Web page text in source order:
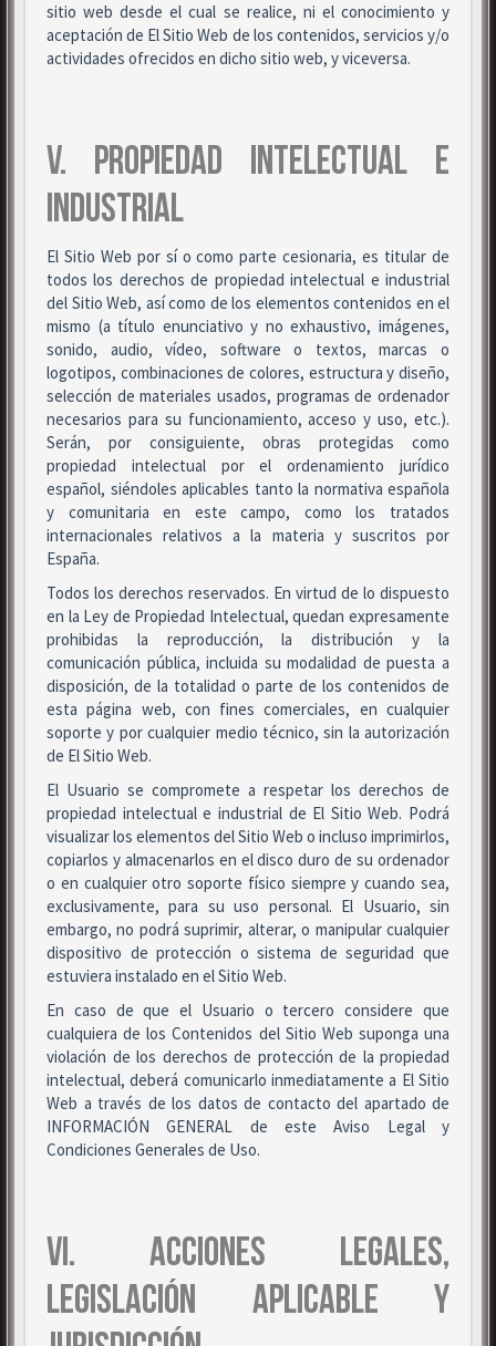
sitio web desde el cual se realice, ni el conocimiento y
aceptación de El Sitio Web de los contenidos, servicios y/o
actividades ofrecidos en dicho sitio web, y viceversa.
V. PROPIEDAD INTELECTUAL E
INDUSTRIAL
El Sitio Web por sí o como parte cesionaria, es titular de
todos los derechos de propiedad intelectual e industrial
del Sitio Web, así como de los elementos contenidos en el
mismo (a título enunciativo y no exhaustivo, imágenes,
sonido, audio, vídeo, software o textos, marcas o
logotipos, combinaciones de colores, estructura y diseño,
selección de materiales usados, programas de ordenador
necesarios para su funcionamiento, acceso y uso, etc.).
Serán, por consiguiente, obras protegidas como
propiedad intelectual por el ordenamiento jurídico
español, siéndoles aplicables tanto la normativa española
y comunitaria en este campo, como los tratados
internacionales relativos a la materia y suscritos por
España.
Todos los derechos reservados. En virtud de lo dispuesto
en la Ley de Propiedad Intelectual, quedan expresamente
prohibidas la reproducción, la distribución y la
comunicación pública, incluida su modalidad de puesta a
disposición, de la totalidad o parte de los contenidos de
esta página web, con fines comerciales, en cualquier
soporte y por cualquier medio técnico, sin la autorización
de El Sitio Web.
El Usuario se compromete a respetar los derechos de
propiedad intelectual e industrial de El Sitio Web. Podrá
visualizar los elementos del Sitio Web o incluso imprimirlos,
copiarlos y almacenarlos en el disco duro de su ordenador
o en cualquier otro soporte físico siempre y cuando sea,
exclusivamente, para su uso personal. El Usuario, sin
embargo, no podrá suprimir, alterar, o manipular cualquier
dispositivo de protección o sistema de seguridad que
estuviera instalado en el Sitio Web.
En caso de que el Usuario o tercero considere que
cualquiera de los Contenidos del Sitio Web suponga una
violación de los derechos de protección de la propiedad
intelectual, deberá comunicarlo inmediatamente a El Sitio
Web a través de los datos de contacto del apartado de
INFORMACIÓN GENERAL de este Aviso Legal y
Condiciones Generales de Uso.
VI. ACCIONES LEGALES,
LEGISLACIÓN APLICABLE Y